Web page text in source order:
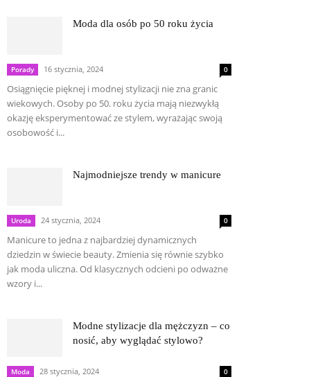
Moda dla osób po 50 roku życia
Porady 16 stycznia, 2024 0
Osiągnięcie pięknej i modnej stylizacji nie zna granic
wiekowych. Osoby po 50. roku życia mają niezwykłą
okazję eksperymentować ze stylem, wyrażając swoją
osobowość i...
Najmodniejsze trendy w manicure
Uroda 24 stycznia, 2024 0
Manicure to jedna z najbardziej dynamicznych
dziedzin w świecie beauty. Zmienia się równie szybko
jak moda uliczna. Od klasycznych odcieni po odważne
wzory i...
Modne stylizacje dla mężczyzn – co
nosić, aby wyglądać stylowo?
Moda 28 stycznia, 2024 0